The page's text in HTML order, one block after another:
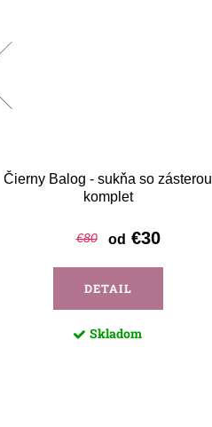
Čierny Balog - sukňa so zásterou
komplet
€80 od €30
DETAIL
Skladom